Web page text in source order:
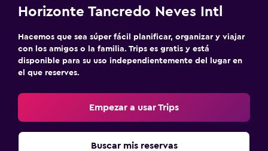
Horizonte Tancredo Neves Intl
Hacemos que sea súper fácil planificar, organizar y viajar
con los amigos o la familia. Trips es gratis y está
disponible para su uso independientemente del lugar en
el que reserves.
Empezar a usar Trips
Buscar mis reservas